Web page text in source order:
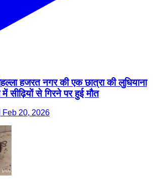
हजरत नगर की एक छात्रा की लुधियाना
में सीढ़ियों से गिरने पर हुई मौत
Feb 20, 2026